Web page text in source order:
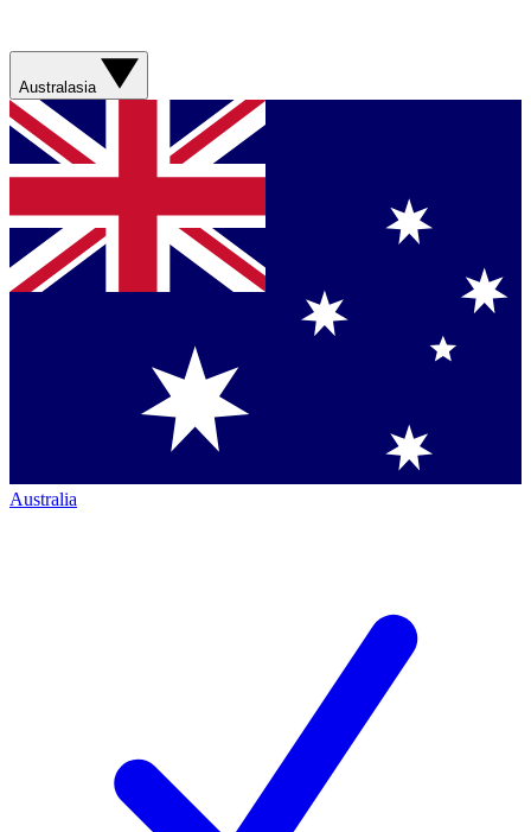
Australasia
Australia